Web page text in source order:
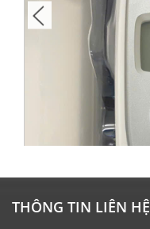
THÔNG TIN LIÊN HỆ